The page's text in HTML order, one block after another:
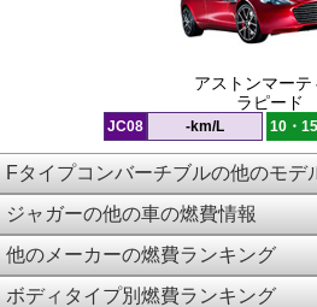
アストンマーテ
ラピード
JC08 -km/L 10・15
Fタイプコンバーチブルの他のモデ
ジャガーの他の車の燃費情報
他のメーカーの燃費ランキング
ボディタイプ別燃費ランキング